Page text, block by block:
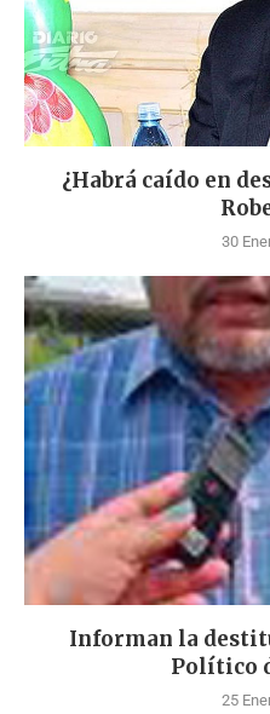
¿Habrá caído en
30
Informan la
Político
25